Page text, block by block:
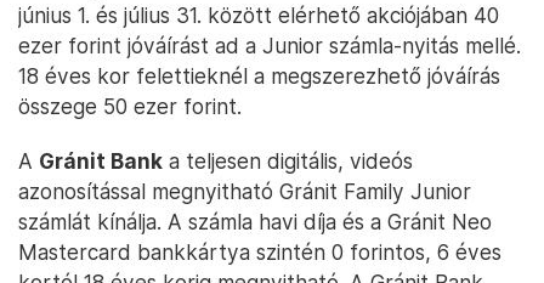
június 1. és július 31. között elérhető akciójában 40
ezer forint jóváírást ad a Junior számla-nyitás mellé.
18 éves kor felettieknél a megszerezhető jóváírás
összege 50 ezer forint.
A Gránit Bank a teljesen digitális, videós
azonosítással megnyitható Gránit Family Junior
számlát kínálja. A számla havi díja és a Gránit Neo
Mastercard bankkártya szintén 0 forintos, 6 éves